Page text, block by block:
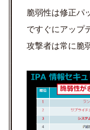
脆弱性は修正パ
ですぐにアップ
攻撃者は常に脆